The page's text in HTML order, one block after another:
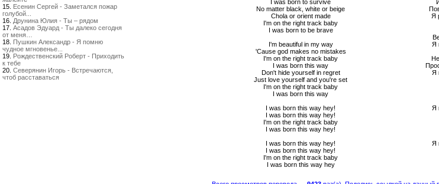
15. Есенин Сергей - Заметался пожар
голубой...
16. Друнина Юлия - Ты – рядом
17. Асадов Эдуард - Ты далеко сегодня
от меня…
18. Пушкин Александр - Я помню
чудное мгновенье...
19. Рождественский Роберт - Приходить
к тебе
20. Северянин Игорь - Встречаются,
чтоб расставаться
I was born to survive
No matter black, white or beige
Chola or orient made
I'm on the right track baby
I was born to be brave
I'm beautiful in my way
'Cause god makes no mistakes
I'm on the right track baby
I was born this way
Don't hide yourself in regret
Just love yourself and you're set
I'm on the right track baby
I was born this way
I was born this way hey!
I was born this way hey!
I'm on the right track baby
I was born this way hey!
I was born this way hey!
I was born this way hey!
I'm on the right track baby
I was born this way hey
Я
Я
Я
Я
Я